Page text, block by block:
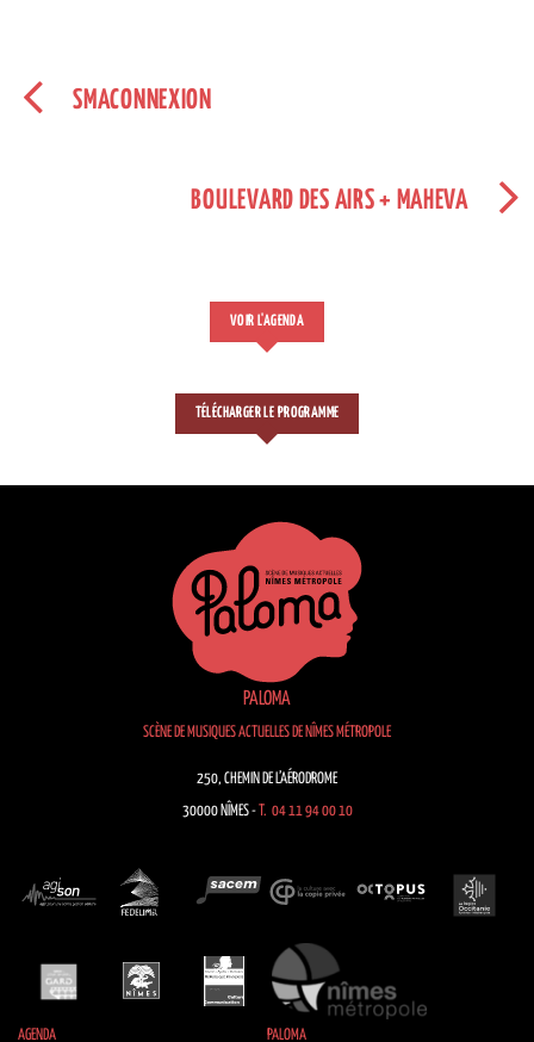
SMACONNEXION
BOULEVARD DES AIRS + MAHEVA
VOIR L'AGENDA
TÉLÉCHARGER LE PROGRAMME
PALOMA
SCÈNE DE MUSIQUES ACTUELLES DE NÎMES MÉTROPOLE
250, CHEMIN DE L’AÉRODROME
30000 NÎMES - T. 04 11 94 00 10
AGENDA PALOMA